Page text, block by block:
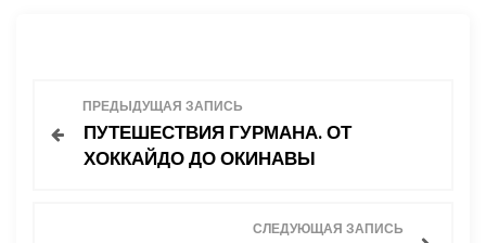
ПРЕДЫДУЩАЯ ЗАПИСЬ
ПУТЕШЕСТВИЯ ГУРМАНА. ОТ
ХОККАЙДО ДО ОКИНАВЫ
СЛЕДУЮЩАЯ ЗАПИСЬ